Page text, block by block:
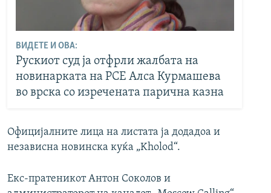
ВИДЕТЕ И ОВА:
Рускиот суд ја отфрли жалбата на
новинарката на РСЕ Алса Курмашева
во врска со изречената парична казна
Официјалните лица на листата ја додадоа и
независна новинска куќа „Kholod“.
Екс-пратеникот Антон Соколов и